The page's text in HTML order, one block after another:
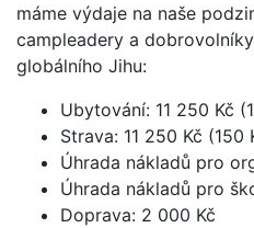
máme výdaje na naše
campleadery a
globálního Jihu:
Ubytování: 11 250 Kč
Strava: 11 250 Kč (150
Úhrada nákladů pro
Úhrada nákladů pro
Doprava: 2 000 Kč